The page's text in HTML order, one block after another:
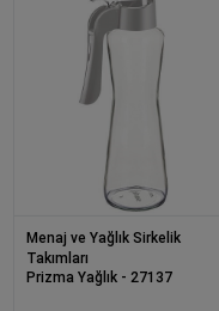
Menaj ve Yağlık Sirkelik
Takımları
Prizma Yağlık - 27137